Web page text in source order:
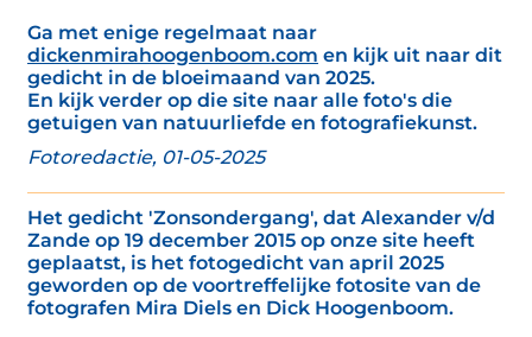
Ga met enige regelmaat naar
dickenmirahoogenboom.com en kijk uit naar dit
gedicht in de bloeimaand van 2025.
En kijk verder op die site naar alle foto's die
getuigen van natuurliefde en fotografiekunst.
Fotoredactie, 01-05-2025
Het gedicht 'Zonsondergang', dat Alexander v/d
Zande op 19 december 2015 op onze site heeft
geplaatst, is het fotogedicht van april 2025
geworden op de voortreffelijke fotosite van de
fotografen Mira Diels en Dick Hoogenboom.